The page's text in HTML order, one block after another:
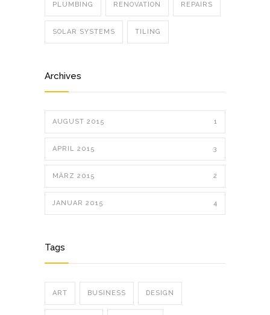
PLUMBING RENOVATION REPAIRS
SOLAR SYSTEMS TILING
Archives
AUGUST 2015 1
APRIL 2015 3
MÄRZ 2015 2
JANUAR 2015 4
Tags
ART BUSINESS DESIGN